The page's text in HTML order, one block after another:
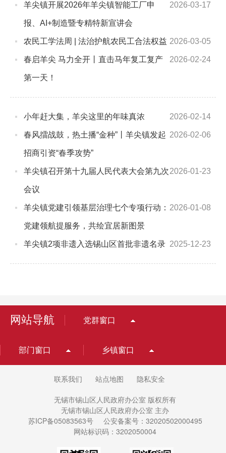
2026-03-17
羊尖镇开展2026年羊尖镇智能工厂申
报、AI+制造暨专精特新宣讲会
2026-03-05
农民工学法周 | 法治护航农民工合法权益
2026-02-24
春启羊尖 马力全开丨直击马年复工复产
第一天！
2026-02-14
小年赶大集，羊尖这里的年味真浓
2026-02-06
春风擂战鼓，热土播“金种”丨羊尖镇发起
招商引资“春季攻势”
2026-01-23
羊尖镇召开第十九届人民代表大会第九次
会议
2026-01-08
羊尖镇党建引领基层治理七个专项行动：
党建领航提服务，共绘宜居新图景
2025-12-23
羊尖镇2项非遗入选锡山区首批非遗名录
网站导航 党群窗口
部门窗口 乡镇窗口
联系我们 站点地图 隐私安全
无锡市锡山区人民政府办公室 版权所有
无锡市锡山区人民政府办公室 主办
苏ICP备05083563号
公安备案号：32020502000495
网站标识码：3202050004